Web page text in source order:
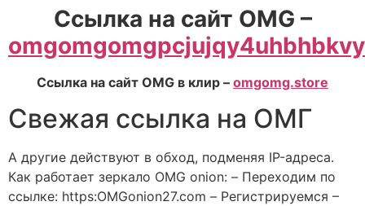
Ссылка на сайт OMG –
Ссылка на сайт OMG в клир – omgomg.store
Свежая ссылка на ОМГ
А другие действуют в обход, подменяя IP-адреса.
Как работает зеркало OMG onion: – Переходим по
ссылке: https:OMGonion27.com – Регистрируемся –